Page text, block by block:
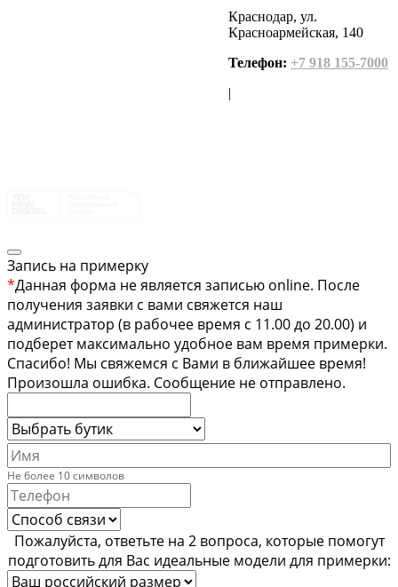
Краснодар, ул.
Красноармейская, 140
Телефон: +7 918 155-7000
|
Запись на примерку
*Данная форма не является записью online. После
получения заявки с вами свяжется наш
администратор (в рабочее время с 11.00 до 20.00) и
подберет максимально удобное вам время примерки.
Спасибо! Мы свяжемся с Вами в ближайшее время!
Произошла ошибка. Сообщение не отправлено.
Не более 10 символов
Пожалуйста, ответьте на 2 вопроса, которые помогут
подготовить для Вас идеальные модели для примерки: